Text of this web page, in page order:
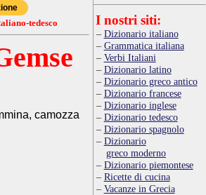
tedesco
camozza
I nostri siti:
Dizionario italiano
Grammatica italiana
Verbi Italiani
Dizionario latino
Dizionario greco antico
Dizionario francese
Dizionario inglese
Dizionario tedesco
Dizionario spagnolo
Dizionario
greco moderno
Dizionario piemontese
Ricette di cucina
Vacanze in Grecia